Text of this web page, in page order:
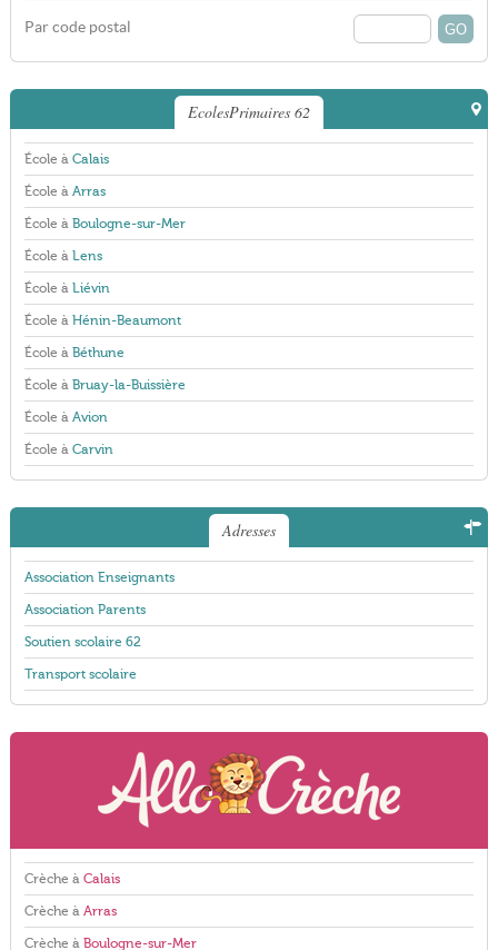
Par code postal
EcolesPrimaires 62
École à Calais
École à Arras
École à Boulogne-sur-Mer
École à Lens
École à Liévin
École à Hénin-Beaumont
École à Béthune
École à Bruay-la-Buissière
École à Avion
École à Carvin
Adresses
Association Enseignants
Association Parents
Soutien scolaire 62
Transport scolaire
Crèche à Calais
Crèche à Arras
Crèche à Boulogne-sur-Mer